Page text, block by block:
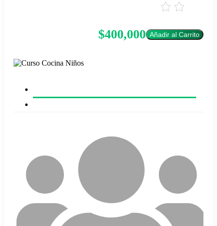
$400,000 Añadir al Carrito